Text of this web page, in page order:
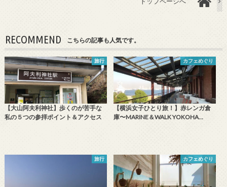
RECOMMEND こちらの記事も人気です。
旅行
【大山阿夫利神社】歩くのが苦手な
私の５つの参拝ポイント＆アクセス
カフェめぐり
【横浜女子ひとり旅！】赤レンガ倉
庫〜MARINE＆WALK YOKOHA…
旅行 カフェめぐり